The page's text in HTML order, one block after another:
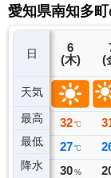
愛知県南知多
日
天気
最高
最低
降水
5
(水)
32 ℃
23 ℃
0 ミリ
6
(木)
32 ℃
27 ℃
30 %
(